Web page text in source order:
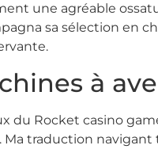
une agréable
sa sélection en
à
du Rocket casino
Ma traduction navigant